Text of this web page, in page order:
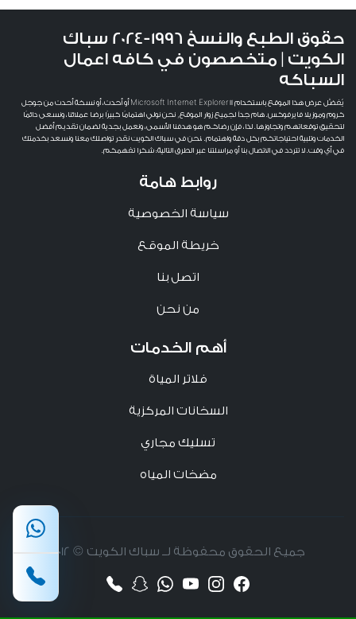
روابط هامة
سياسة الخصوصية
خريطة الموقع
اتصل بنا
من نحن
أهم الخدمات
فلاتر المياة
السخانات المركزية
تسليك مجاري
مضخات المياه
حقوق الطبع والنسخ 1996-2024 سباك
الكويت | متخصصون في كافه اعمال
السباكه
يُفضَّل عرض هذا الموقع باستخدام Microsoft Internet Explorer 11 أو أحدث، أو نسخة أحدث من جوجل
كروم وموزيلا فايرفوكس. هام جداً لجميع زوار الموقع, نحن نولي اهتمامًا كبيرًا برضا عملائنا، ونسعى دائمًا
لتحقيق توقعاتهم وتجاوزها. لذا، فإن رضاكم هو هدفنا الأسمى، ونعمل بجدية لضمان تقديم أفضل
الخدمات وتلبية احتياجاتكم بكل دقة واهتمام. ،نحن في سباك الكويت نقدر تواصلك معنا ونسعد بخدمتك
في أي وقت. لا تتردد في الاتصال بنا أو مراسلتنا عبر الطرق التالية: شكرا تفهمكم.
جميع الحقوق محفوظة لــ سباك الكويت © 2012